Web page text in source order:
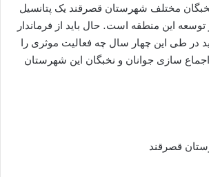
مختلف شهرستان قصرقند یک پتانسیل
این منطقه است. حال باید از فرماندار
در طی این چهار سال چه فعالیت موثری را
سازی جوانان و نخبگان این شهرستان
قصرقند